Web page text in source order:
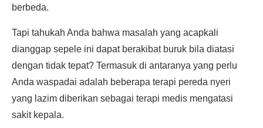
berbeda.
Tapi tahukah Anda bahwa masalah yang acapkali
dianggap sepele ini dapat berakibat buruk bila diatasi
dengan tidak tepat? Termasuk di antaranya yang perlu
Anda waspadai adalah beberapa terapi pereda nyeri
yang lazim diberikan sebagai terapi medis mengatasi
sakit kepala.